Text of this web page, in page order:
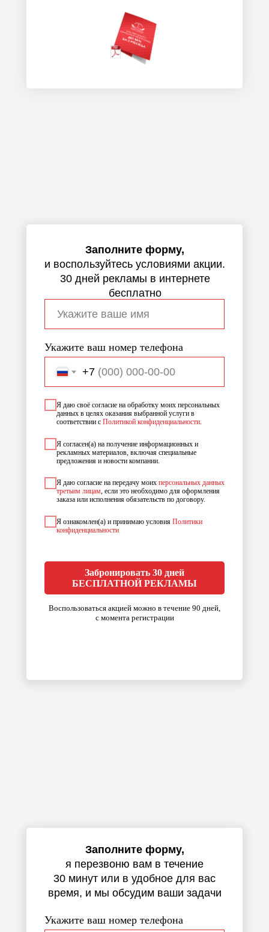
Укажите ваш номер телефона
+7
Я даю своё согласие на обработку моих персональных
данных в целях оказания выбранной услуги в
соответствии с Политикой конфиденциальности
Я согласен(а) на получение информационных и
рекламных материалов, включая специальные
предложения и новости компании.
Я даю согласие на передачу моих персональных данных
третьим лицам, если это необходимо для оформления
заказа или исполнения обязательств по договору.
Я ознакомлен(а) и принимаю условия Политики
конфиденциальности
Забронировать 30 дней
БЕСПЛАТНОЙ РЕКЛАМЫ
Воспользоваться акцией можно в течение 90 дней,
с момента регистрации
Заполните форму,
и воспользуйтесь условиями акции.
30 дней рекламы в интернете
бесплатно
Укажите ваш номер телефона
Заполните форму,
я перезвоню вам в течение
30 минут или в удобное для вас
время, и мы обсудим ваши задачи